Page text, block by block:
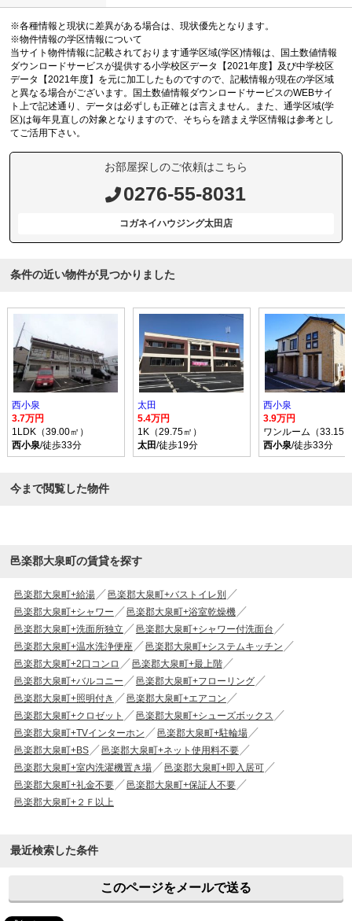
※各種情報と現状に差異がある場合は、現状優先となります。
※物件情報の学区情報について
当サイト物件情報に記載されております通学区域(学区)情報は、国土数値情報
ダウンロードサービスが提供する小学校区データ【2021年度】及び中学校区
データ【2021年度】を元に加工したものですので、記載情報が現在の学区域
と異なる場合がございます。国土数値情報ダウンロードサービスのWEBサイ
ト上で記述通り、データは必ずしも正確とは言えません。また、通学区域(学
区)は毎年見直しの対象となりますので、そちらを踏まえ学区情報は参考とし
てご活用下さい。
お部屋探しのご依頼はこちら
0276-55-8031
コガネイハウジング太田店
条件の近い物件が見つかりました
西小泉
3.7万円
1LDK（39.00㎡）
西小泉/徒歩33分
太田
5.4万円
1K（29.75㎡）
太田/徒歩19分
西小泉
3.9万円
ワンルーム（33.15
西小泉/徒歩33分
今まで閲覧した物件
邑楽郡大泉町の賃貸を探す
邑楽郡大泉町+給湯
邑楽郡大泉町+バストイレ別
邑楽郡大泉町+シャワー
邑楽郡大泉町+浴室乾燥機
邑楽郡大泉町+洗面所独立
邑楽郡大泉町+シャワー付洗面台
邑楽郡大泉町+温水洗浄便座
邑楽郡大泉町+システムキッチン
邑楽郡大泉町+2口コンロ
邑楽郡大泉町+最上階
邑楽郡大泉町+バルコニー
邑楽郡大泉町+フローリング
邑楽郡大泉町+照明付き
邑楽郡大泉町+エアコン
邑楽郡大泉町+クロゼット
邑楽郡大泉町+シューズボックス
邑楽郡大泉町+TVインターホン
邑楽郡大泉町+駐輪場
邑楽郡大泉町+BS
邑楽郡大泉町+ネット使用料不要
邑楽郡大泉町+室内洗濯機置き場
邑楽郡大泉町+即入居可
邑楽郡大泉町+礼金不要
邑楽郡大泉町+保証人不要
邑楽郡大泉町+２Ｆ以上
最近検索した条件
このページをメールで送る